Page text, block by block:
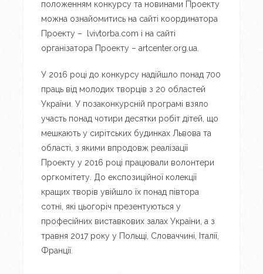
положенням конкурсу та новинами Проекту
можна ознайомитись на сайті координатора
Проекту – lvivtorba.com і на сайті
організатора Проекту – artcenter.org.ua.
У 2016 році до конкурсу надійшло понад 700
праць від молодих творців з 20 областей
України. У позаконкурсній програмі взяло
участь понад чотири десятки робіт дітей, що
мешкають у сирітських будинках Львова та
області, з якими впродовж реалізації
Проекту у 2016 році працювали волонтери
оргкомітету. До експозиційної колекції
кращих творів увійшло їх понад півтора
сотні, які цьогоріч презентуються у
професійних виставкових залах України, а з
травня 2017 року у Польщі, Словаччині, Італії,
Франції.